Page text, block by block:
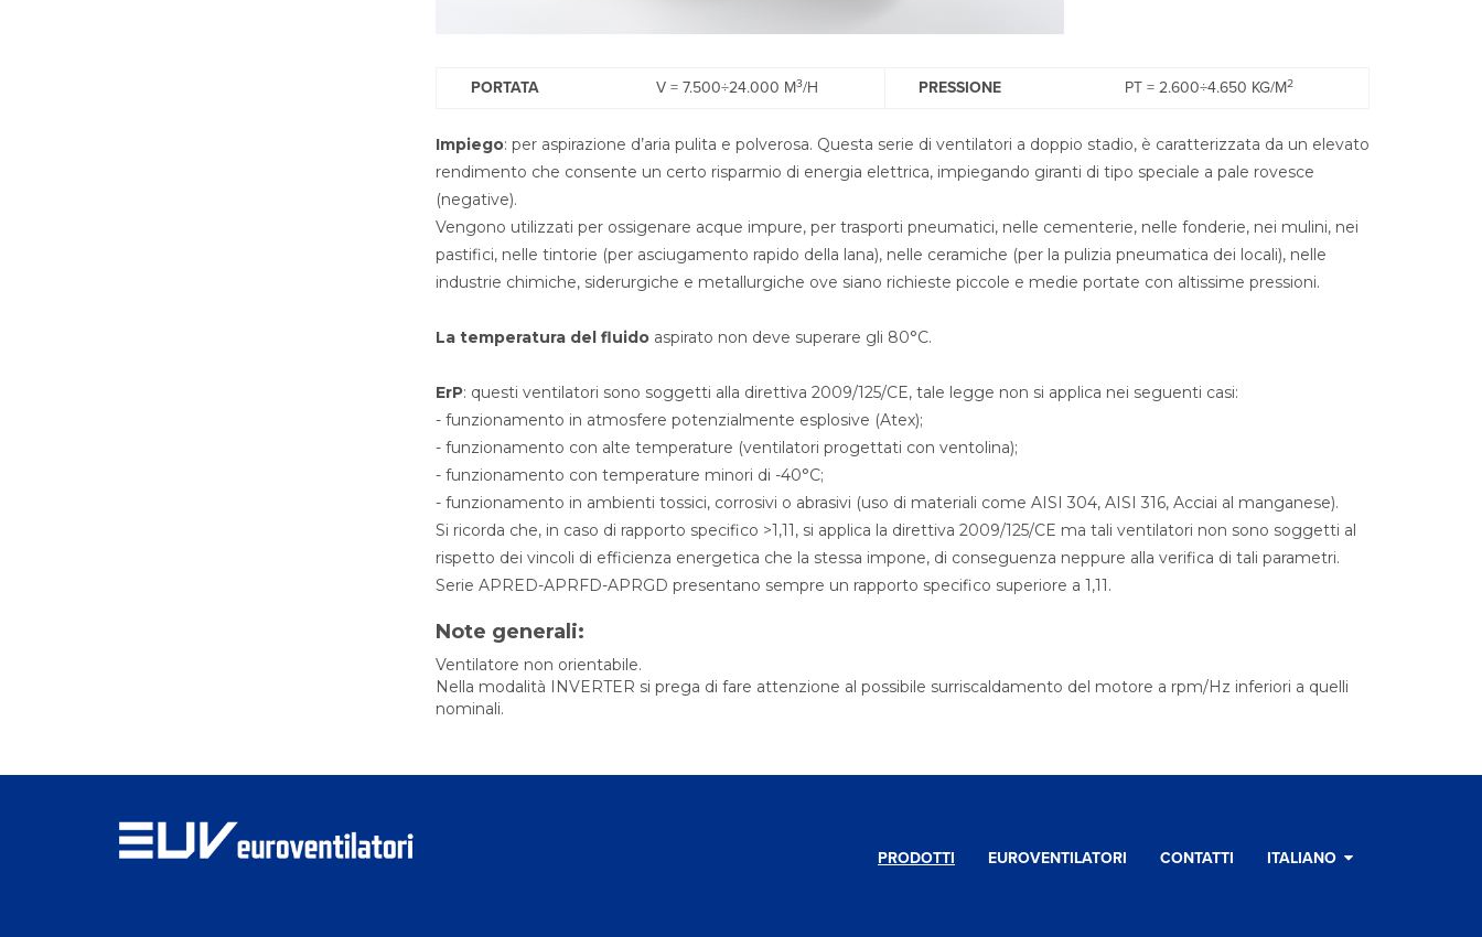
PORTATA V = 7.500÷24.000 M3/H PRESSIONE PT = 2.600÷4.650 KG/M2
Impiego: per aspirazione d’aria pulita e polverosa. Questa serie di ventilatori a doppio stadio, è caratterizzata da un elevato
rendimento che consente un certo risparmio di energia elettrica, impiegando giranti di tipo speciale a pale rovesce
(negative).
Vengono utilizzati per ossigenare acque impure, per trasporti pneumatici, nelle cementerie, nelle fonderie, nei mulini, nei
pastifici, nelle tintorie (per asciugamento rapido della lana), nelle ceramiche (per la pulizia pneumatica dei locali), nelle
industrie chimiche, siderurgiche e metallurgiche ove siano richieste piccole e medie portate con altissime pressioni.
La temperatura del fluidoaspirato non deve superare gli 80°C.
ErP: questi ventilatori sono soggetti alla direttiva 2009/125/CE, tale legge non si applica nei seguenti casi:
- funzionamento in atmosfere potenzialmente esplosive (Atex);
- funzionamento con alte temperature (ventilatori progettati con ventolina);
- funzionamento con temperature minori di -40°C;
- funzionamento in ambienti tossici, corrosivi o abrasivi (uso di materiali come AISI 304, AISI 316, Acciai al manganese).
Si ricorda che, in caso di rapporto specifico >1,11, si applica la direttiva 2009/125/CE ma tali ventilatori non sono soggetti al
rispetto dei vincoli di efficienza energetica che la stessa impone, di conseguenza neppure alla verifica di tali parametri.
Serie APRED-APRFD-APRGD presentano sempre un rapporto specifico superiore a 1,11.
Note generali:
Ventilatore non orientabile.
Nella modalità INVERTER si prega di fare attenzione al possibile surriscaldamento del motore a rpm/Hz inferiori a quelli
nominali.
PRODOTTI EUROVENTILATORI CONTATTI ITALIANO